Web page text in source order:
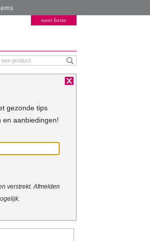
geen artikelen in de
naar kassa
gezonde tips
en aanbiedingen!
verstrekt. Afmelden